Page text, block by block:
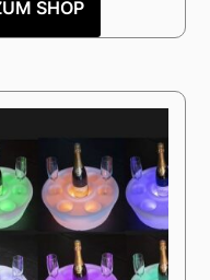
SHOP